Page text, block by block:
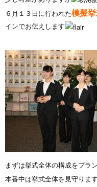
６月１３日に行われた模擬
インでお伝えします
まずは挙式全体の構成をプラ
本番中は挙式全体を見守りま